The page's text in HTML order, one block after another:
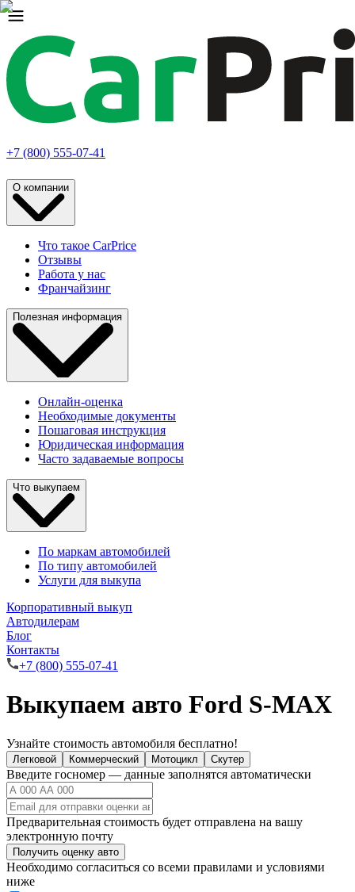
+7 (800) 555-07-41
О компании
Что такое CarPrice
Отзывы
Работа у нас
Франчайзинг
Полезная информация
Онлайн-оценка
Необходимые документы
Пошаговая инструкция
Юридическая информация
Часто задаваемые вопросы
Что выкупаем
По маркам автомобилей
По типу автомобилей
Услуги для выкупа
Корпоративный выкуп
Автодилерам
Блог
Контакты
+7 (800) 555-07-41
Выкупаем авто Ford S-MAX
Узнайте стоимость автомобиля бесплатно!
Легковой Коммерческий Мотоцикл Скутер
Введите госномер — данные заполнятся автоматически
Предварительная стоимость будет отправлена на вашу
электронную почту
Получить оценку авто
Необходимо согласиться со всеми правилами и условиями
ниже